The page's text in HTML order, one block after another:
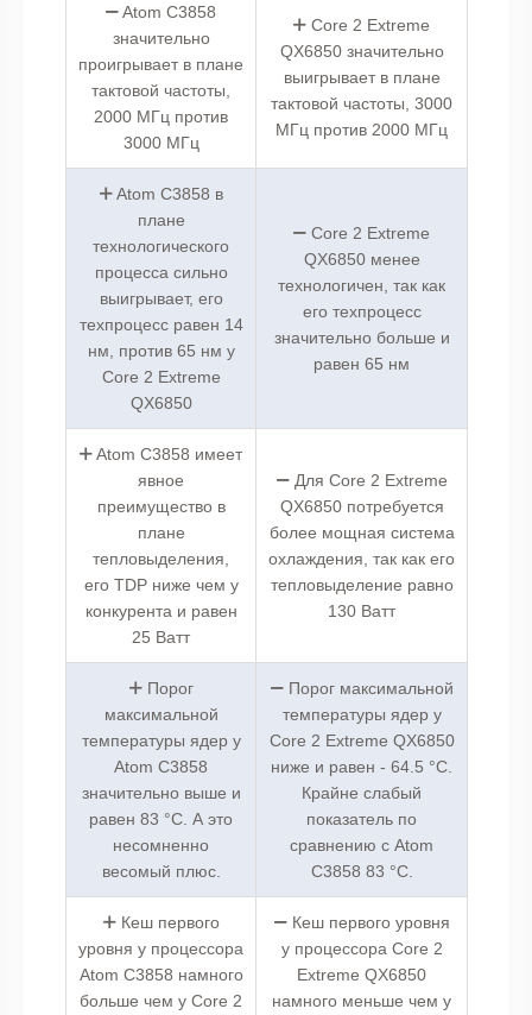
Atom C3858
значительно
проигрывает в плане
тактовой частоты,
2000 МГц против
3000 МГц
Core 2 Extreme
QX6850 значительно
выигрывает в плане
тактовой частоты, 3000
МГц против 2000 МГц
Atom C3858 в
плане
технологического
процесса сильно
выигрывает, его
техпроцесс равен 14
нм, против 65 нм у
Core 2 Extreme
QX6850
Core 2 Extreme
QX6850 менее
технологичен, так как
его техпроцесс
значительно больше и
равен 65 нм
Atom C3858 имеет
явное
преимущество в
плане
тепловыделения,
его TDP ниже чем у
конкурента и равен
25 Ватт
Для Core 2 Extreme
QX6850 потребуется
более мощная система
охлаждения, так как его
тепловыделение равно
130 Ватт
Порог
максимальной
температуры ядер у
Atom C3858
значительно выше и
равен 83 °C. А это
несомненно
весомый плюс.
Порог максимальной
температуры ядер у
Core 2 Extreme QX6850
ниже и равен - 64.5 °C.
Крайне слабый
показатель по
сравнению с Atom
C3858 83 °C.
Кеш первого
уровня у процессора
Atom C3858 намного
больше чем у Core 2
Кеш первого уровня
у процессора Core 2
Extreme QX6850
намного меньше чем у